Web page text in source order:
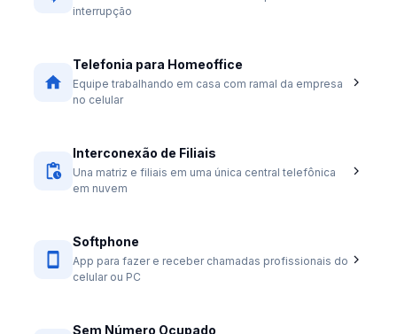
interrupção
Telefonia para Homeoffice
Equipe trabalhando em casa com ramal da empresa
no celular
Interconexão de Filiais
Una matriz e filiais em uma única central telefônica
em nuvem
Softphone
App para fazer e receber chamadas profissionais do
celular ou PC
Sem Número Ocupado